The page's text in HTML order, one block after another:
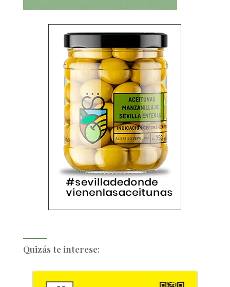
Quizás te interese: